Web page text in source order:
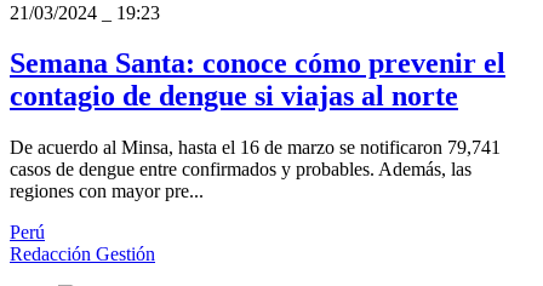
21/03/2024
19:23
Semana Santa: conoce cómo prevenir el
contagio de dengue si viajas al norte
De acuerdo al Minsa, hasta el 16 de marzo se notificaron 79,741
casos de dengue entre confirmados y probables. Además, las
regiones con mayor pre...
Perú
Redacción Gestión